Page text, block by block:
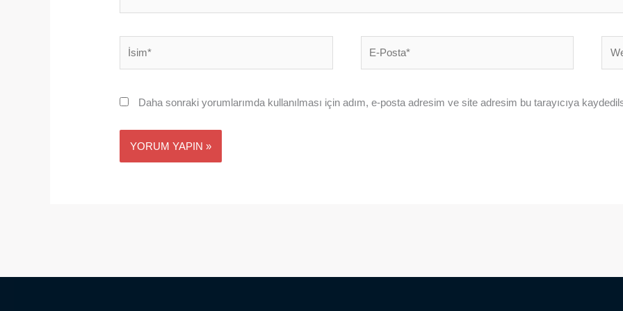
Posta*
Daha sonraki yorumlarımda kullanılması için adım, e-posta adresim ve site adresim bu tarayıcıya